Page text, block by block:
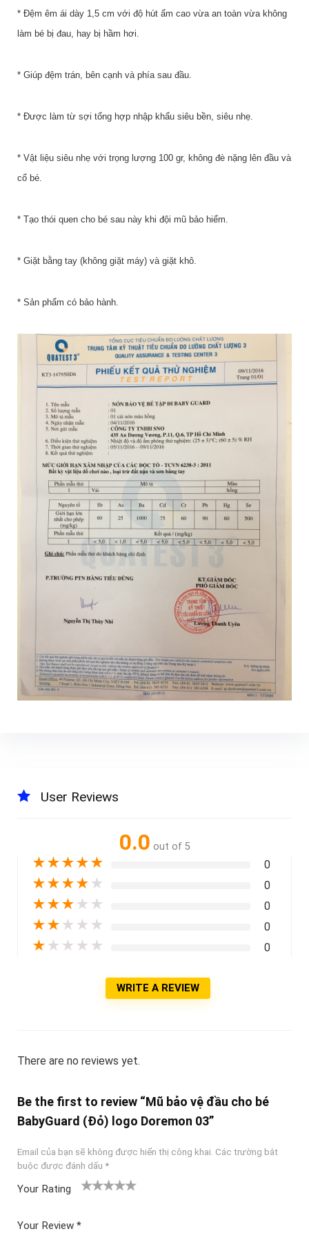
* Đệm êm ái dày 1,5 cm với độ hút ẩm cao vừa an toàn vừa không
làm bé bị đau, hay bị hầm hơi.
* Giúp đệm trán, bên cạnh và phía sau đầu.
* Được làm từ sợi tổng hợp nhập khẩu siêu bền, siêu nhẹ.
* Vật liệu siêu nhẹ với trọng lượng 100 gr, không đè nặng lên đầu và
cổ bé.
* Tạo thói quen cho bé sau này khi đội mũ bảo hiểm.
* Giặt bằng tay (không giặt máy) và giặt khô.
* Sản phẩm có bảo hành.
User Reviews
0.0 out of 5
★★★★★ 0
★★★★ ★ 0
★★★ ★ ★ 0
★★ ★ ★ ★ 0
★ ★ ★ ★ ★ 0
WRITE A REVIEW
There are no reviews yet.
Be the first to review “Mũ bảo vệ đầu cho bé
BabyGuard (Đỏ) logo Doremon 03”
Email của bạn sẽ không được hiển thị công khai. Các trường bắt
buộc được đánh dấu *
Your Rating
Your Review *